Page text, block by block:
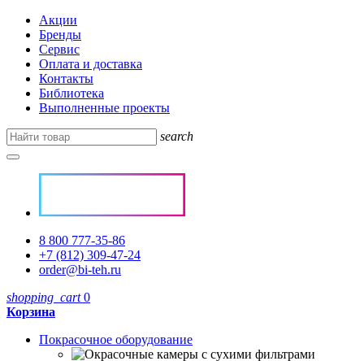
Акции
Бренды
Сервис
Оплата и доставка
Контакты
Библиотека
Выполненные проекты
search
8 800 777-35-86
+7 (812) 309-47-24
order@bi-teh.ru
shopping_cart 0
Корзина
Покрасочное оборудование